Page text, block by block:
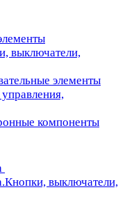
выключатели,
элементы
компоненты
выключатели,